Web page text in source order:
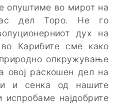
опуштиме во мирот на
дел Торо. Не го
дух на
Карибите сме како
опкружување
овој раскошен дел на
и сенка од нашите
најдобрите